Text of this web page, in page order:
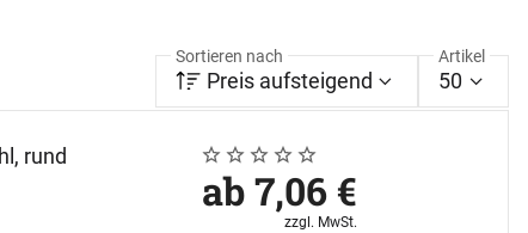
Sortieren nach
Preis aufsteigend
Artikel
50
rund Noch keine Bewertungen abgegeben
0 Bewertungen
ab:
ab7,06€
Steuerhinweis:
zzgl. MwSt.